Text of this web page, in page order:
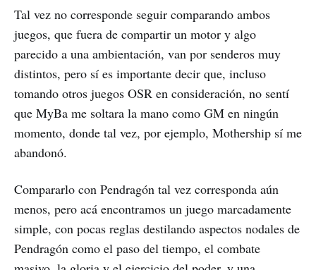
Tal vez no corresponde seguir comparando ambos
juegos, que fuera de compartir un motor y algo
parecido a una ambientación, van por senderos muy
distintos, pero sí es importante decir que, incluso
tomando otros juegos OSR en consideración, no sentí
que MyBa me soltara la mano como GM en ningún
momento, donde tal vez, por ejemplo, Mothership sí me
abandonó.
Compararlo con Pendragón tal vez corresponda aún
menos, pero acá encontramos un juego marcadamente
simple, con pocas reglas destilando aspectos nodales de
Pendragón como el paso del tiempo, el combate